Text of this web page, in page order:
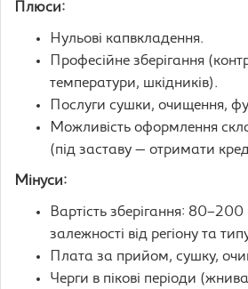
Плюси:
Нульові капвкладення.
Професійне зберігання
температури, шкідників).
Послуги сушки, очищення,
Можливість оформлення
(під заставу — отримати
Мінуси:
Вартість зберігання:
залежності від регіону та
Плата за прийом, сушку,
Черги в пікові періоди